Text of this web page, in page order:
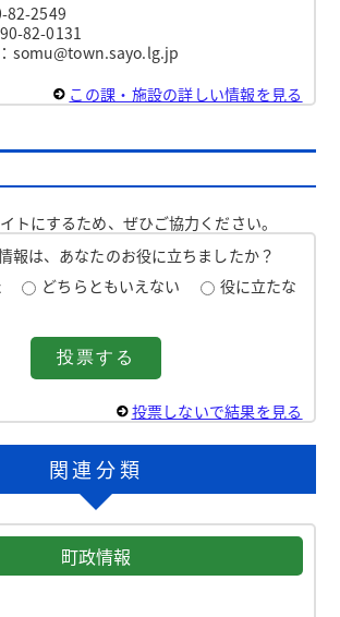
82-2549
82-0131
somu@town.sayo.lg.jp
この課・施設の詳しい情報を見る
トにするため、ぜひご協力ください。
報は、あなたのお役に立ちましたか？
どちらともいえない
役に立たな
投票しないで結果を見る
関連分類
町政情報